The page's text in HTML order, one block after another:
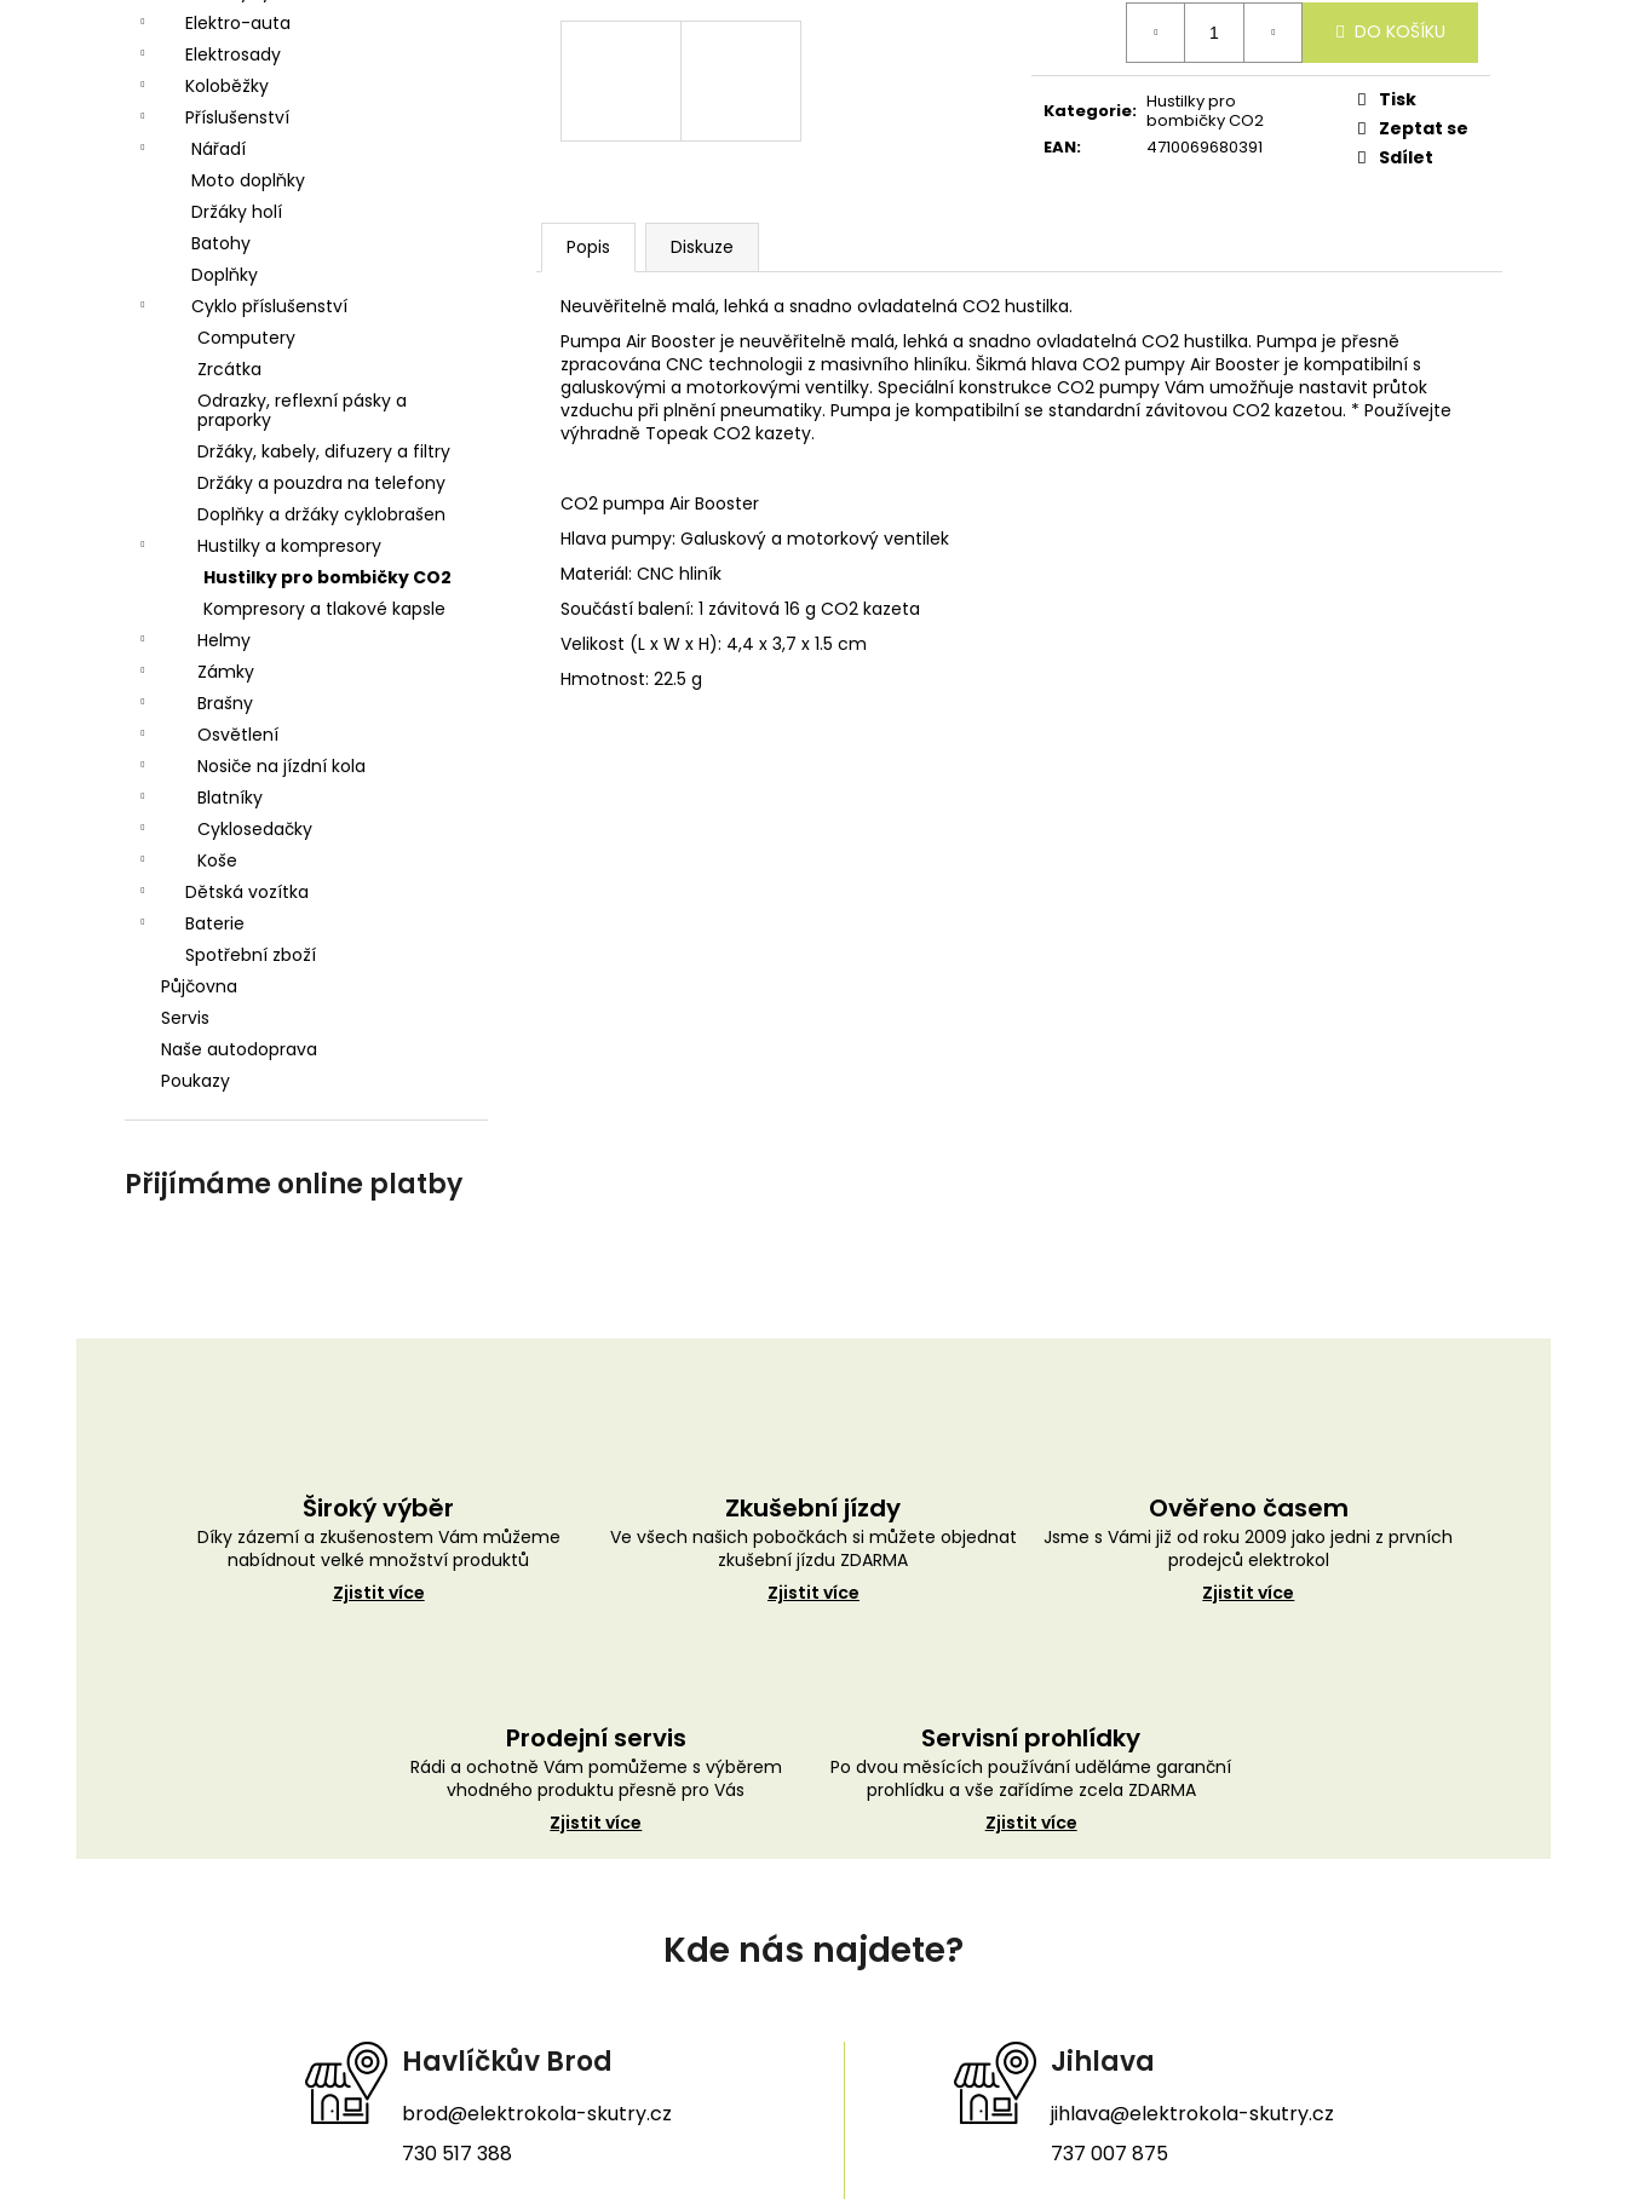
Elektro-auta
Elektrosady
Koloběžky
Příslušenství
Nářadí
Moto doplňky
Držáky holí
Batohy
Doplňky
Cyklo příslušenství
Computery
Zrcátka
Odrazky, reflexní pásky a
praporky
Držáky, kabely, difuzery a filtry
Držáky a pouzdra na telefony
Doplňky a držáky cyklobrašen
Hustilky a kompresory
Hustilky pro bombičky CO2
Kompresory a tlakové kapsle
Helmy
Zámky
Brašny
Osvětlení
Nosiče na jízdní kola
Blatníky
Cyklosedačky
Koše
Dětská vozítka
Baterie
Spotřební zboží
Půjčovna
Servis
Naše autodoprava
Poukazy
Přijímáme online platby
DO KOŠÍKU
Kategorie: Hustilky pro
bombičky CO2
EAN: 4710069680391
Tisk
Zeptat se
Sdílet
Popis Diskuze
Neuvěřitelně malá, lehká a snadno ovladatelná CO2 hustilka.
Pumpa Air Booster je neuvěřitelně malá, lehká a snadno ovladatelná CO2 hustilka. Pumpa je přesně
zpracována CNC technologii z masivního hliníku. Šikmá hlava CO2 pumpy Air Booster je kompatibilní s
galuskovými a motorkovými ventilky. Speciální konstrukce CO2 pumpy Vám umožňuje nastavit průtok
vzduchu při plnění pneumatiky. Pumpa je kompatibilní se standardní závitovou CO2 kazetou. * Používejte
výhradně Topeak CO2 kazety.
CO2 pumpa Air Booster
Hlava pumpy: Galuskový a motorkový ventilek
Materiál: CNC hliník
Součástí balení: 1 závitová 16 g CO2 kazeta
Velikost (L x W x H): 4,4 x 3,7 x 1.5 cm
Hmotnost: 22.5 g
Široký výběr
Díky zázemí a zkušenostem Vám můžeme
nabídnout velké množství produktů
Zjistit více
Zkušební jízdy
Ve všech našich pobočkách si můžete objednat
zkušební jízdu ZDARMA
Zjistit více
Ověřeno časem
Jsme s Vámi již od roku 2009 jako jedni z prvních
prodejců elektrokol
Zjistit více
Prodejní servis
Rádi a ochotně Vám pomůžeme s výběrem
vhodného produktu přesně pro Vás
Zjistit více
Servisní prohlídky
Po dvou měsících používání uděláme garanční
prohlídku a vše zařídíme zcela ZDARMA
Zjistit více
Kde nás najdete?
Havlíčkův Brod
brod@elektrokola-skutry.cz
730 517 388
Jihlava
jihlava@elektrokola-skutry.cz
737 007 875